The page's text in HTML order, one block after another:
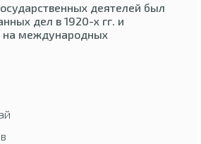
деятелей был
дел в 1920-х гг. и
на международных